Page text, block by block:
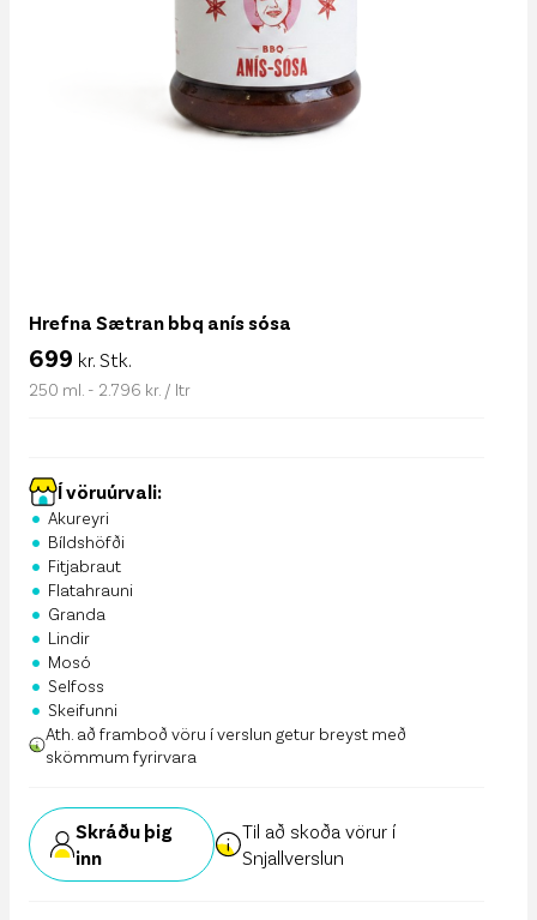
Hrefna Sætran bbq anís sósa
699 kr. Stk.
250 ml. - 2.796 kr. / ltr
Í vöruúrvali:
• Akureyri
• Bíldshöfði
• Fitjabraut
• Flatahrauni
• Granda
• Lindir
• Mosó
• Selfoss
• Skeifunni
Ath. að framboð vöru í verslun getur breyst með
skömmum fyrirvara
Skráðu þig
inn
Til að skoða vörur í
Snjallverslun